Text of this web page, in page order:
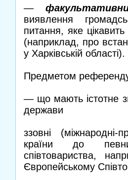
—
виявлення
питання, яке
(наприклад, про
у Харківській області).
Предметом
— що мають істотне
держави
ззовні
країни до
співтовариства,
Європейському